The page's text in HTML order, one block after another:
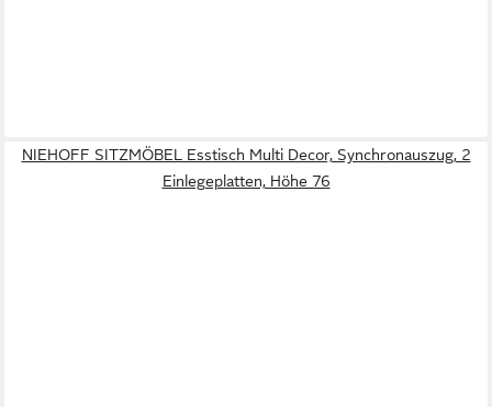
NIEHOFF SITZMÖBEL Esstisch Multi Decor, Synchronauszug, 2
Einlegeplatten, Höhe 76